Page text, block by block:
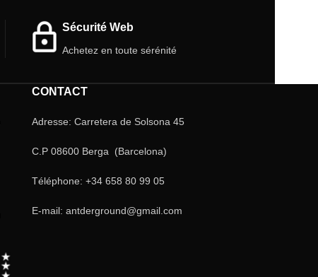
Sécurité Web
Achetez en toute sérénité
CONTACT
Adresse: Carretera de Solsona 45
C.P 08600 Berga (Barcelona)
Téléphone: +34 658 80 99 05
E-mail: antderground@gmail.com